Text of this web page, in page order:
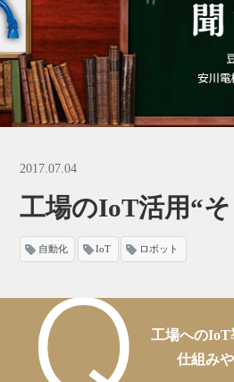
2017.07.04
工場のIoT活用“
自動化 IoT ロボット
工場へのIoT
仕組み